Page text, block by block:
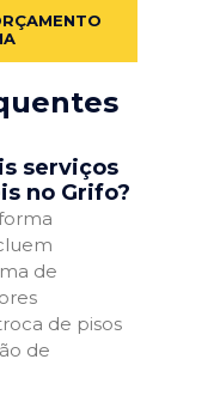
serviços
no Grifo?
de
de pisos
de